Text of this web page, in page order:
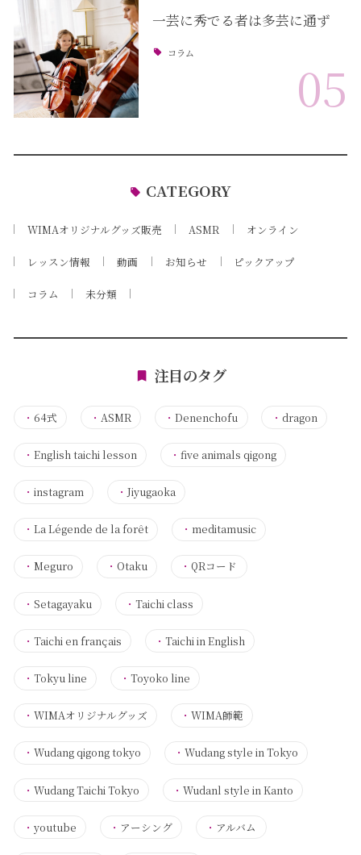
一芸に秀でる者は多芸に通ず
コラム
05
CATEGORY
WIMAオリジナルグッズ販売 ASMR オンライン
レッスン情報 動画 お知らせ ピックアップ
コラム 未分類
注目のタグ
・ 64式 ・ ASMR ・Denenchofu ・ dragon
・ English taichi lesson ・five animals qigong
・ instagram ・Jiyugaoka
・ La Légende de la forêt ・ meditamusic
・ Meguro ・ Otaku ・QRコード
・ Setagayaku ・Taichi class
・ Taichi en français ・Taichi in English
・ Tokyu line ・Toyoko line
・ WIMAオリジナルグッズ ・WIMA師範
・ Wudang qigong tokyo ・Wudang style in Tokyo
・ Wudang Taichi Tokyo ・Wudanl style in Kanto
・ youtube ・ アーシング ・ アルバム